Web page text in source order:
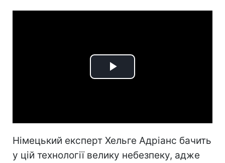
Play
Німецький експерт Хельге Адріанс бачить
у цій технології велику небезпеку, адже